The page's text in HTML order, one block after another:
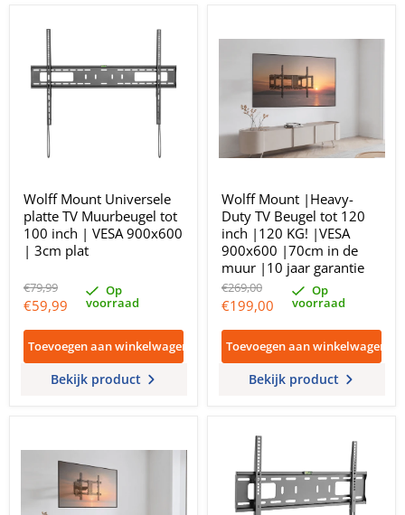
Wolff Mount Universele
platte TV Muurbeugel tot
100 inch | VESA 900x600
| 3cm plat
Oorspronkelijke
prijs
€79,99
Huidige
€59,99
Op
voorraad
Toevoegen aan winkelwagen
Bekijk product
Wolff Mount |Heavy-
Duty TV Beugel tot 120
inch |120 KG! |VESA
900x600 |70cm in de
muur |10 jaar garantie
Oorspronkelijke
prijs
€269,00
Huidige
€199,00
Op
voorraad
Toevoegen aan winkelwagen
Bekijk product